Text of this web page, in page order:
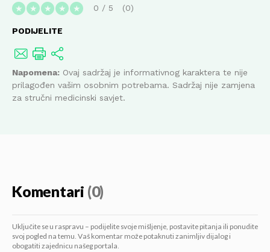
★ ★ ★ ★ ★ 0 / 5 0
PODIJELITE
Napomena: Ovaj sadržaj je informativnog karaktera te nije
prilagođen vašim osobnim potrebama. Sadržaj nije zamjena
za stručni medicinski savjet.
Komentari (0)
Uključite se u raspravu – podijelite svoje mišljenje, postavite pitanja ili ponudite
svoj pogled na temu. Vaš komentar može potaknuti zanimljiv dijalog i
obogatiti zajednicu našeg portala.